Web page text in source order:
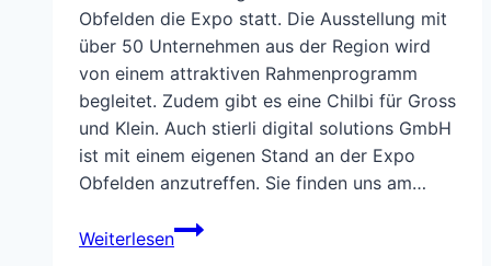
Obfelden die Expo statt. Die Ausstellung mit
über 50 Unternehmen aus der Region wird
von einem attraktiven Rahmenprogramm
begleitet. Zudem gibt es eine Chilbi für Gross
und Klein. Auch stierli digital solutions GmbH
ist mit einem eigenen Stand an der Expo
Obfelden anzutreffen. Sie finden uns am…
Weiterlesen
stierli
digital